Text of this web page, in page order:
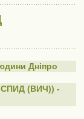
Дніпро
СПИД (ВИЧ)) -